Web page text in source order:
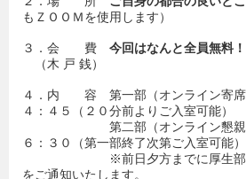
もＺＯＯＭを使用します）
３．会 費 今回はなんと全員無料！
（木 戸 銭）
４．内 容 第一部（オンライン寄席
４：４５（２０分前よりご入室可能）
第二部（オンライン懇
６：３０（第一部終了次第ご入室可能）
※前日夕方までに厚生部
をご通知いたします。